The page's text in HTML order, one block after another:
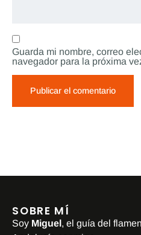
Guarda mi nombre, correo
navegador para la próxima
SOBRE MÍ
Soy Miguel, el guía del